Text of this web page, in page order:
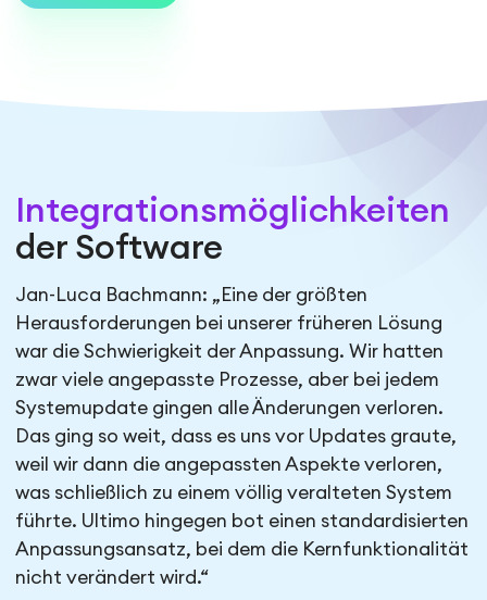
Integrationsmöglichkeiten
der Software
Jan-Luca Bachmann: „Eine der größten
Herausforderungen bei unserer früheren Lösung
war die Schwierigkeit der Anpassung. Wir hatten
zwar viele angepasste Prozesse, aber bei jedem
Systemupdate gingen alle Änderungen verloren.
Das ging so weit, dass es uns vor Updates graute,
weil wir dann die angepassten Aspekte verloren,
was schließlich zu einem völlig veralteten System
führte. Ultimo hingegen bot einen standardisierten
Anpassungsansatz, bei dem die Kernfunktionalität
nicht verändert wird.“